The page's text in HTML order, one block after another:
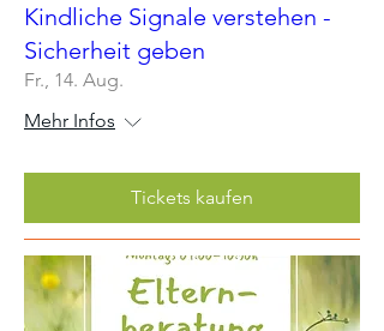
Kindliche Signale verstehen -
Sicherheit geben
Fr., 14. Aug.
Mehr Infos
Tickets kaufen